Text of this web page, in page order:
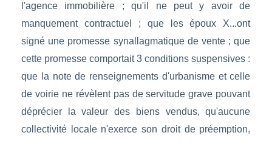
l'agence immobilière ; qu'il ne peut y avoir de
manquement contractuel ; que les époux X...ont
signé une promesse synallagmatique de vente ; que
cette promesse comportait 3 conditions suspensives :
que la note de renseignements d'urbanisme et celle
de voirie ne révèlent pas de servitude grave pouvant
déprécier la valeur des biens vendus, qu'aucune
collectivité locale n'exerce son droit de préemption,